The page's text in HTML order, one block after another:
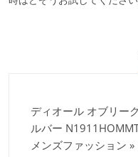
ディオール オブリー
ルバー
メンズファッション